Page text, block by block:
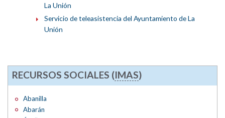
La Unión
Servicio de teleasistencia del Ayuntamiento de La
Unión
RECURSOS SOCIALES (IMAS)
Abanilla
Abarán